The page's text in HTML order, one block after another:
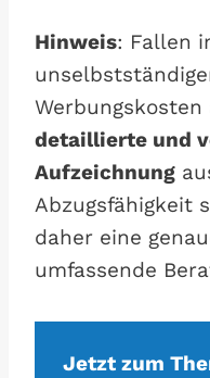
Hinweis: Fallen
Werbungskosten
detaillierte und
Aufzeichnung
Abzugsfähigkeit
daher eine
umfassende
Jetzt zum